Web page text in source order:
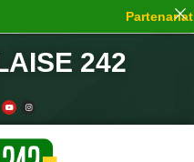
242
Partenariat